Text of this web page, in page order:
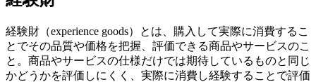
経験財（experience goods）とは、購入して実際に消費するこ
とでその品質や価格を把握、評価できる商品やサービスのこ
と。商品やサービスの仕様だけでは期待しているものと同じ
かどうかを評価しにくく、実際に消費し経験することで評価